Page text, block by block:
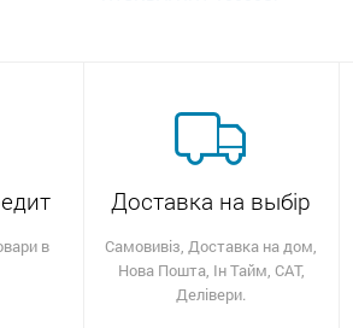
в
Доставка на выбір
Самовивіз, Доставка на дом,
Нова Пошта, Ін Тайм, САТ,
Делівери.